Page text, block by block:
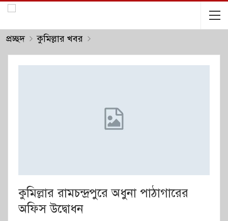
প্রচ্ছদ কুমিল্লার খবর
কুমিল্লার রামচন্দ্রপুরে অধুনা পাঠাগারের
অফিস উদ্বোধন